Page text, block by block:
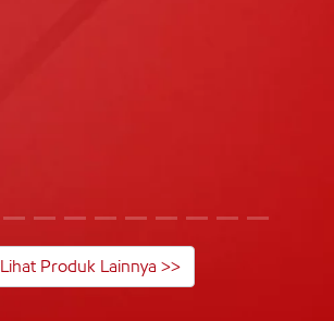
Lihat Produk Lainnya >>